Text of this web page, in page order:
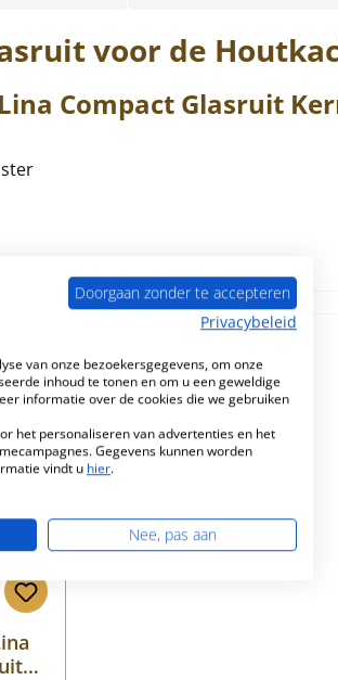
voor de
Lina Compact Glasruit
Doorgaan zonder te accepteren
Privacybeleid
van onze bezoekersgegevens, om onze
inhoud te tonen en om u een geweldige
informatie over de cookies die we gebruiken
het personaliseren van advertenties en het
Gegevens kunnen worden
vindt u hier.
Nee, pas aan